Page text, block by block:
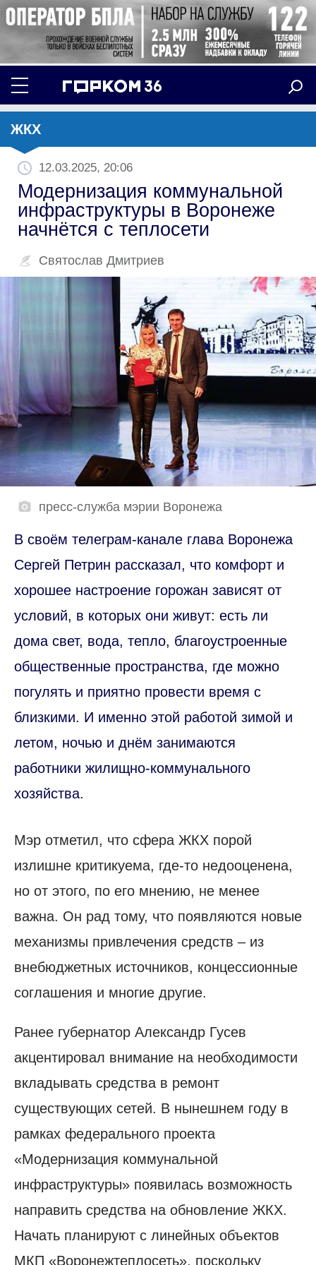
ЖКХ
12.03.2025, 20:06
Модернизация коммунальной
инфраструктуры в Воронеже
начнётся с теплосети
Святослав Дмитриев
пресс-служба мэрии Воронежа
В своём телеграм-канале глава Воронежа
Сергей Петрин рассказал, что комфорт и
хорошее настроение горожан зависят от
условий, в которых они живут: есть ли
дома свет, вода, тепло, благоустроенные
общественные пространства, где можно
погулять и приятно провести время с
близкими. И именно этой работой зимой и
летом, ночью и днём занимаются
работники жилищно-коммунального
хозяйства.
Мэр отметил, что сфера ЖКХ порой
излишне критикуема, где-то недооценена,
но от этого, по его мнению, не менее
важна. Он рад тому, что появляются новые
механизмы привлечения средств – из
внебюджетных источников, концессионные
соглашения и многие другие.
Ранее губернатор Александр Гусев
акцентировал внимание на необходимости
вкладывать средства в ремонт
существующих сетей. В нынешнем году в
рамках федерального проекта
«Модернизация коммунальной
инфраструктуры» появилась возможность
направить средства на обновление ЖКХ.
Начать планируют с линейных объектов
МКП «Воронежтеплосеть», поскольку